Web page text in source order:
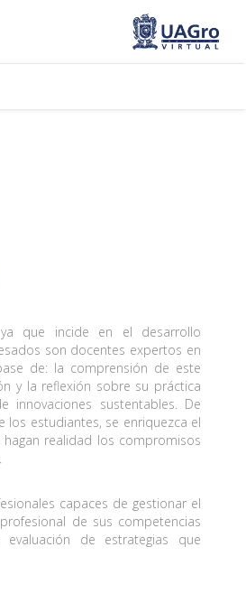
que incide en el desarrollo
son docentes expertos en
de: la comprensión de este
y la reflexión sobre su práctica
innovaciones sustentables. De
estudiantes, se enriquezca el
realidad los compromisos
capaces de gestionar el
de sus competencias
de estrategias que